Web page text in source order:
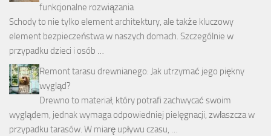
funkcjonalne rozwiązania
Schody to nie tylko element architektury, ale także kluczowy
element bezpieczeństwa w naszych domach. Szczególnie w
przypadku dzieci i osób …
Remont tarasu drewnianego: Jak utrzymać jego piękny
wygląd?
Drewno to materiał, który potrafi zachwycać swoim
wyglądem, jednak wymaga odpowiedniej pielęgnacji, zwłaszcza w
przypadku tarasów. W miarę upływu czasu, …